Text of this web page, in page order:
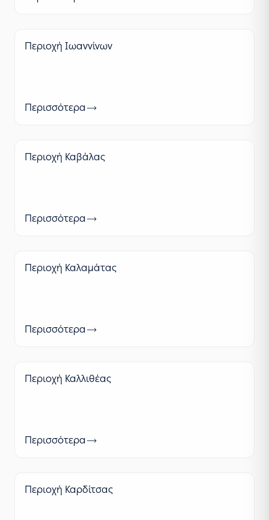
Περιοχή Ιωαννίνων
Περισσότερα
Περιοχή Καβάλας
Περισσότερα
Περιοχή Καλαμάτας
Περισσότερα
Περιοχή Καλλιθέας
Περισσότερα
Περιοχή Καρδίτσας